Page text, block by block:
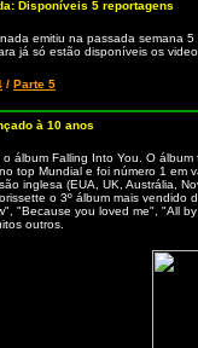
Disponíveis 5 reportagens
emitiu na passada semana
já só estão disponíveis os
/ Parte 5
à 10 anos
álbum Falling Into You. O
top Mundial e foi número 1
inglesa (EUA, UK, Austrália,
o 3º álbum mais vendido
"Because you loved me", "All
outros.